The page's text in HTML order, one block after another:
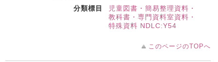
分類標目
児童図書・簡易整理資料・
教科書・専門資料室資料・
特殊資料 NDLC:Y54
このページのTOPへ